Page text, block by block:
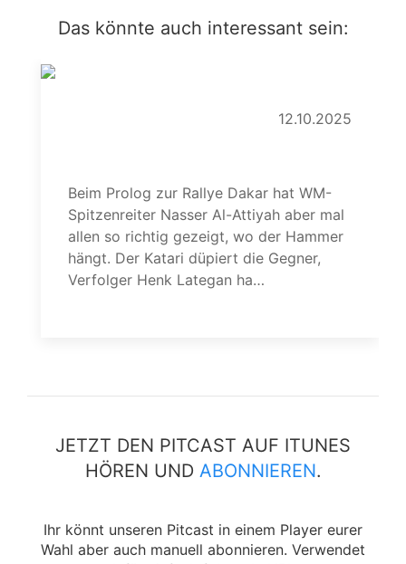
Das könnte auch interessant sein:
12.10.2025
Beim Prolog zur Rallye Dakar hat WM-
Spitzenreiter Nasser Al-Attiyah aber mal
allen so richtig gezeigt, wo der Hammer
hängt. Der Katari düpiert die Gegner,
Verfolger Henk Lategan ha…
JETZT DEN PITCAST AUF ITUNES
HÖREN UND ABONNIEREN.
Ihr könnt unseren Pitcast in einem Player eurer
Wahl aber auch manuell abonnieren. Verwendet